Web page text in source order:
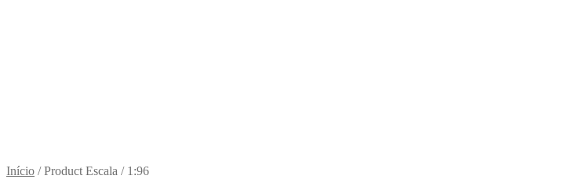
Início /Product Escala / 1:96